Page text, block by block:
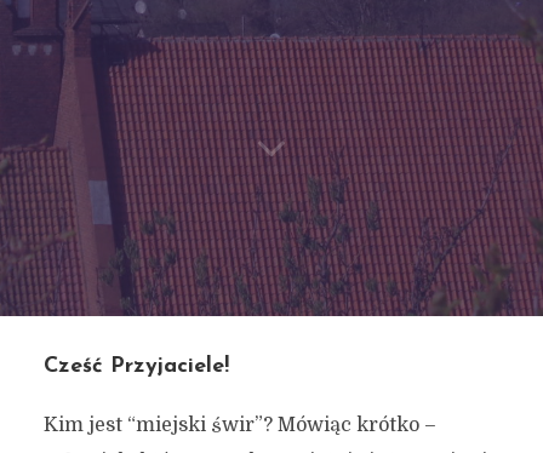
Cześć Przyjaciele!
Kim jest “miejski świr”? Mówiąc krótko –